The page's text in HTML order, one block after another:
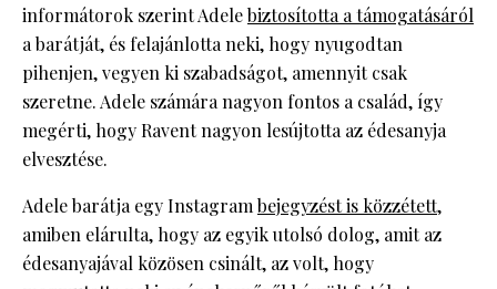
informátorok szerint Adelebiztosította a támogatásáról
a barátját, és felajánlotta neki, hogy nyugodtan
pihenjen, vegyen ki szabadságot, amennyit csak
szeretne. Adele számára nagyon fontos a család, így
megérti, hogy Ravent nagyon lesújtotta az édesanyja
elvesztése.
Adele barátja egy Instagrambejegyzést is közzétett,
amiben elárulta, hogy az egyik utolsó dolog, amit az
édesanyajával közösen csinált, az volt, hogy